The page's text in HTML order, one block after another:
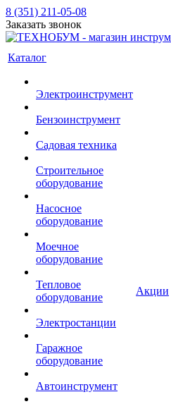
8 (351) 211-05-08
Заказать звонок
Каталог
Электроинструмент
Бензоинструмент
Садовая техника
Строительное
оборудование
Насосное
оборудование
Моечное
оборудование
Тепловое
оборудование
Электростанции
Гаражное
оборудование
Автоинструмент
Акции